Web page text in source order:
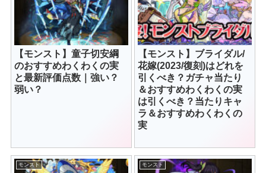
【モンスト】童子切安綱
のおすすめわくわくの実
と最新評価点数｜強い？
弱い？
【モンスト】ブライダル/
花嫁(2023/復刻)はどれを
引くべき？ガチャ当たり
＆おすすめわくわくの実
は引くべき？当たりキャ
ラ＆おすすめわくわくの
実
モンスト モンスト